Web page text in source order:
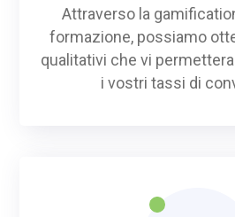
Attraverso la
formazione, possiamo
qualitativi che vi
i vostri tassi di